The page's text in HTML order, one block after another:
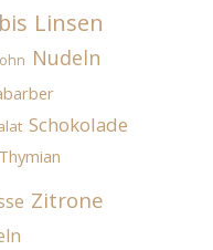
Linsen
Nudeln
Schokolade
Thymian
Zitrone